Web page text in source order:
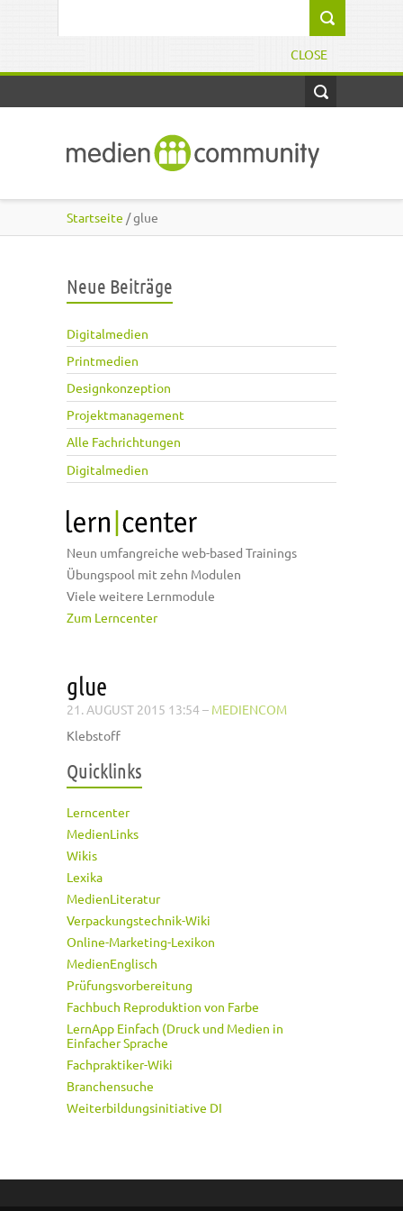
CLOSE
Startseite / glue
Neue Beiträge
Digitalmedien
Printmedien
Designkonzeption
Projektmanagement
Alle Fachrichtungen
Digitalmedien
Neun umfangreiche web-based Trainings
Übungspool mit zehn Modulen
Viele weitere Lernmodule
Zum Lerncenter
glue
21. AUGUST 2015 13:54 – MEDIENCOM
Klebstoff
Quicklinks
Lerncenter
MedienLinks
Wikis
Lexika
MedienLiteratur
Verpackungstechnik-Wiki
Online-Marketing-Lexikon
MedienEnglisch
Prüfungsvorbereitung
Fachbuch Reproduktion von Farbe
LernApp Einfach (Druck und Medien in
Einfacher Sprache
Fachpraktiker-Wiki
Branchensuche
Weiterbildungsinitiative DI